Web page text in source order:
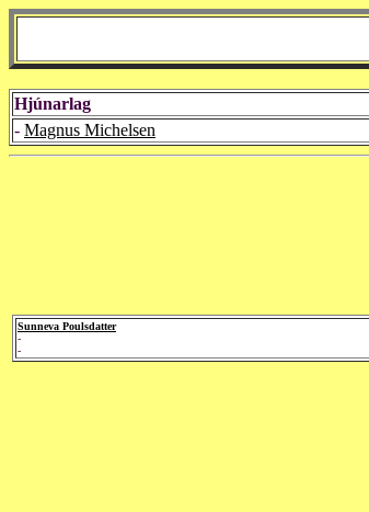
Hjúnarlag
- Magnus Michelsen
Sunneva Poulsdatter
-
-